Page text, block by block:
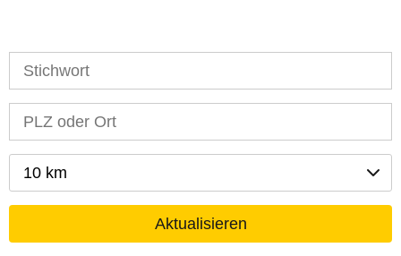
10 km
Aktualisieren